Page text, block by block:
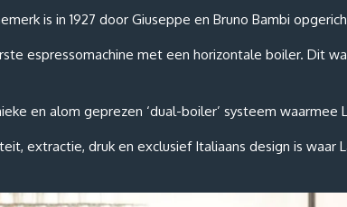
is in 1927 door Giuseppe en Bruno Bambi
espressomachine met een horizontale boiler. Dit
en alom geprezen ‘dual-boiler’ systeem waarmee
extractie, druk en exclusief Italiaans design is waar